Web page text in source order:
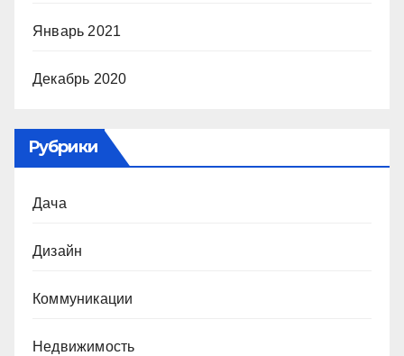
Январь 2021
Декабрь 2020
Рубрики
Дача
Дизайн
Коммуникации
Недвижимость